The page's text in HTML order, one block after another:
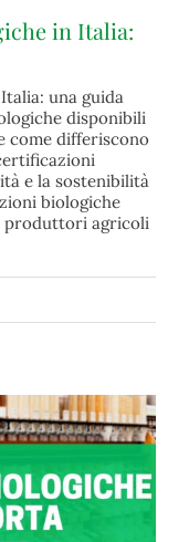
una guida
in Italia:
una guida
disponibili
come differiscono
e la sostenibilità
biologiche
produttori agricoli